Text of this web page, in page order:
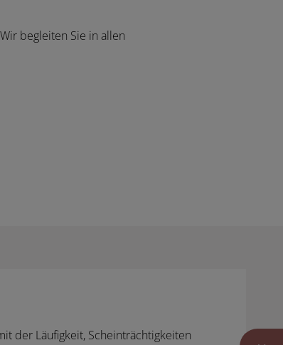
begleiten Sie in allen
der Läufigkeit, Scheinträchtigkeiten